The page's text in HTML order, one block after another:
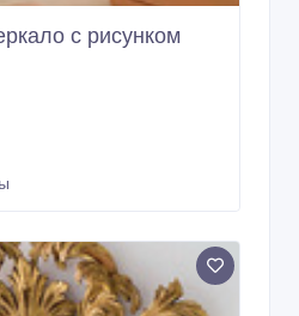
с рисунком